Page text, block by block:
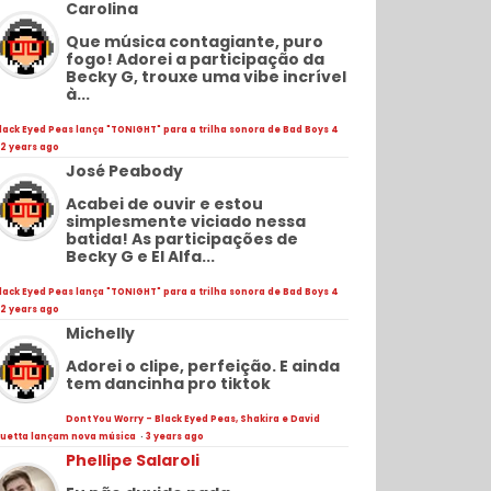
Carolina
Que música contagiante, puro
fogo! Adorei a participação da
Becky G, trouxe uma vibe incrível
à...
Eyed Peas lança "TONIGHT" para a trilha sonora de Bad Boys 4
2 years ago
José Peabody
Acabei de ouvir e estou
simplesmente viciado nessa
batida! As participações de
Becky G e El Alfa...
Eyed Peas lança "TONIGHT" para a trilha sonora de Bad Boys 4
2 years ago
Michelly
Adorei o clipe, perfeição. E ainda
tem dancinha pro tiktok
Dont You Worry - Black Eyed Peas, Shakira e David
lançam nova música · 3 years ago
Phellipe Salaroli